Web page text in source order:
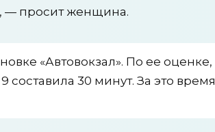
— просит женщина.
«Автовокзал». По ее оценке,
30 минут. За это время